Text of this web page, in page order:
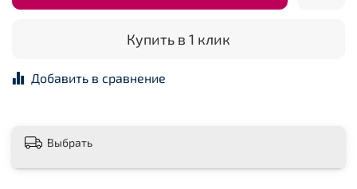
Купить в 1 клик
Добавить в сравнение
Выбрать